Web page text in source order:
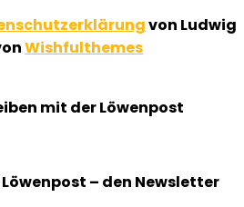
von Ludwig
Wishfulthemes
mit der Löwenpost
– den Newsletter